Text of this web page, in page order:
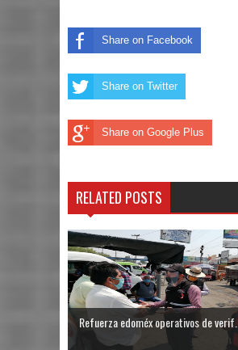
Share on Facebook
Share on Twitter
Share on Google Plus
RELATED POSTS
Refuerza edoméx operativos de verif...